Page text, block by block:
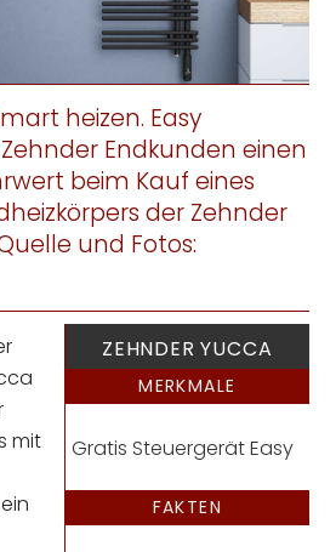
heizen. Easy
Endkunden einen
beim Kauf eines
der Zehnder
und Fotos:
ZEHNDER YUCCA
MERKMALE
Gratis Steuergerät Easy
FAKTEN
mit